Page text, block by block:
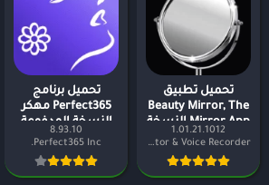
تحميل تطبيق
Beauty Mirror, The
Mirror App النسخة
المدفوعة مجانا
1.01.21.1012
Dairy App & Notes & Audio Editor & Voice Recorder
تحميل برنامج
Perfect365 مهكر
النسخة المدفوعة
8.93.10
Perfect365 Inc.